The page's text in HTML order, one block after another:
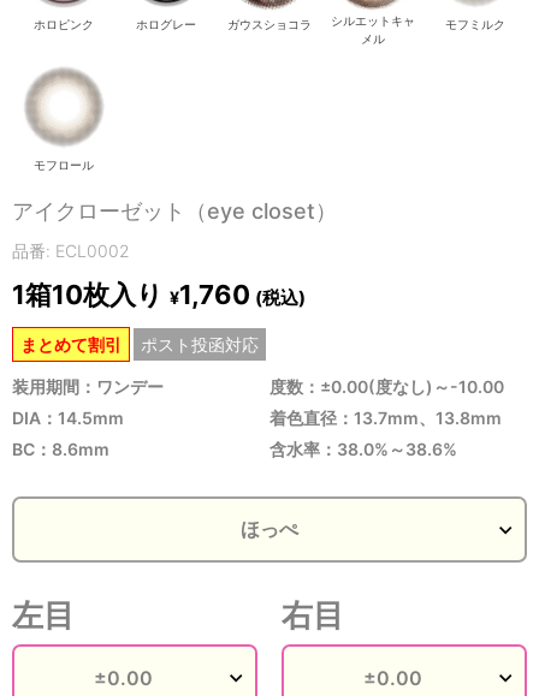
ホロピンク ホログレー ガウスショコラ
シルエットキャ
メル
モフミルク
モフロール
アイクローゼット（eye closet）
品番: ECL0002
1箱10枚入り ¥1,760 (税込)
まとめて割引 ポスト投函対応
装用期間：ワンデー
度数：±0.00(度なし)～-10.00
DIA：14.5mm
着色直径：13.7mm、13.8mm
BC：8.6mm
含水率：38.0%～38.6%
左目 右目